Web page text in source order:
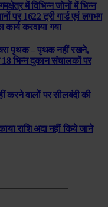
में विभिन्न जोनों में भिन्न
पर 1622 ट्री गार्ड एवं लगभग
करवाया गया
पृथक – पृथक नहीं रखने,
18 भिन्न दुकान संचालकों पर
करने वालों पर सीलबंदी की
राशि अदा नहीं किये जाने